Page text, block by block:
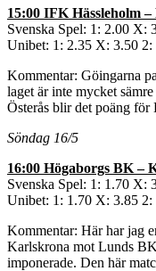
15:00 IFK Hässleholm
Svenska Spel: 1: 2.00 X:
Unibet: 1: 2.35 X: 3.50 2:
Kommentar: Göingarna
laget är inte mycket
Österås blir det poäng för
Söndag 16/5
16:00 Högaborgs BK –
Svenska Spel: 1: 1.70 X:
Unibet: 1: 1.70 X: 3.85 2:
Kommentar: Här har jag
Karlskrona mot Lunds
imponerade. Den här